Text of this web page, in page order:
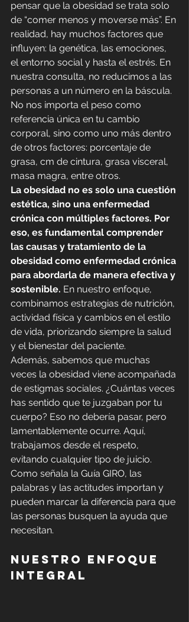
pensar que la obesidad se trata solo
de “comer menos y moverse más”. En
realidad, hay muchos factores que
influyen: la genética, las emociones,
el entorno social y hasta el estrés. En
nuestra consulta, no reducimos a las
personas a un número en la báscula.
No nos importa el peso como
referencia única en tu cambio
corporal, sino como uno más dentro
de otros factores: porcentaje de
grasa, cm de cintura, grasa visceral,
masa magra, entre otros.
La obesidad no es solo una cuestión
estética, sino una enfermedad
crónica con múltiples factores. Por
eso, es fundamental comprender
las causas y tratamiento de la
obesidad como enfermedad crónica
para abordarla de manera efectiva y
sostenible. En nuestro enfoque,
combinamos estrategias de nutrición,
actividad física y cambios en el estilo
de vida, priorizando siempre la salud
y el bienestar del paciente.
Además, sabemos que muchas
veces la obesidad viene acompañada
de estigmas sociales. ¿Cuántas veces
has sentido que te juzgaban por tu
cuerpo? Eso no debería pasar, pero
lamentablemente ocurre. Aquí,
trabajamos desde el respeto,
evitando cualquier tipo de juicio.
Como señala la Guía GIRO, las
palabras y las actitudes importan y
pueden marcar la diferencia para que
las personas busquen la ayuda que
necesitan.
Nuestro enfoque
integral